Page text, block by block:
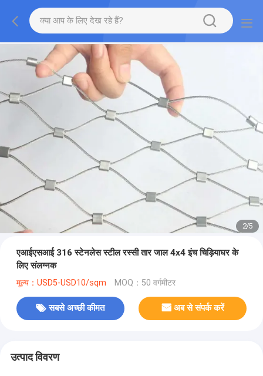
2/5
एआईएसआई 316 स्टेनलेस स्टील रस्सी तार जाल 4x4 इंच चिड़ियाघर के
लिए संलग्नक
मूल्य：USD5-USD10/sqm MOQ：50 वर्गमीटर
सबसे अच्छी कीमत अब से संपर्क करें
उत्पाद विवरण